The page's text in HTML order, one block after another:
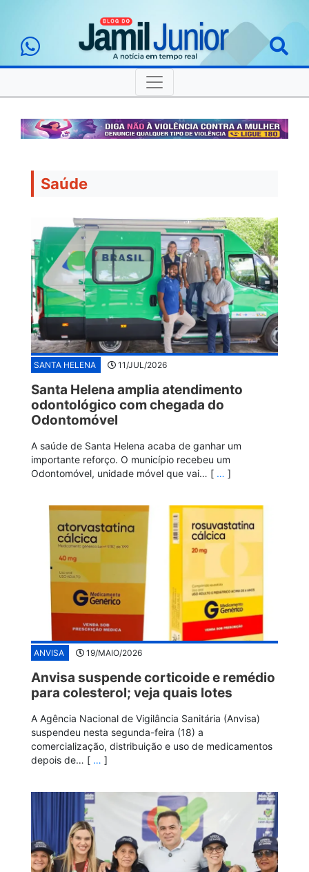
Saúde
SANTA HELENA 11/JUL/2026
Santa Helena amplia atendimento
odontológico com chegada do
Odontomóvel
A saúde de Santa Helena acaba de ganhar um
importante reforço. O município recebeu um
Odontomóvel, unidade móvel que vai… [ … ]
ANVISA 19/MAIO/2026
Anvisa suspende corticoide e remédio
para colesterol; veja quais lotes
A Agência Nacional de Vigilância Sanitária (Anvisa)
suspendeu nesta segunda-feira (18) a
comercialização, distribuição e uso de medicamentos
depois de… [ … ]